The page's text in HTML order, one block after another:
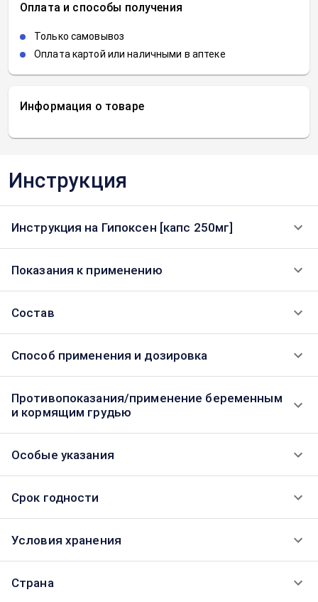
Информация о товаре
Оплата и способы получения
Только самовывоз
Оплата картой или наличными в аптеке
Инструкция
Инструкция на Гипоксен [капс 250мг]
Показания к применению
Состав
Способ применения и дозировка
Противопоказания/применение беременным
и кормящим грудью
Особые указания
Срок годности
Условия хранения
Страна